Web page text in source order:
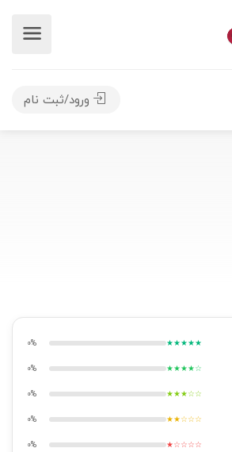
ورود/ثبت نام
★★★★★
0%
★★★★☆
0%
★★★☆☆
0%
★★☆☆☆
0%
★☆☆☆☆
0%